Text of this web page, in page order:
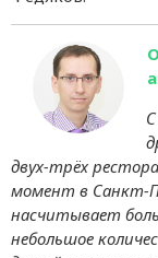
двух-трёх
момент в Санкт-
насчитывает
небольшое